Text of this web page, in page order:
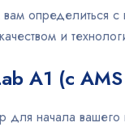
определиться с
и
A1 (с
для начала вашего